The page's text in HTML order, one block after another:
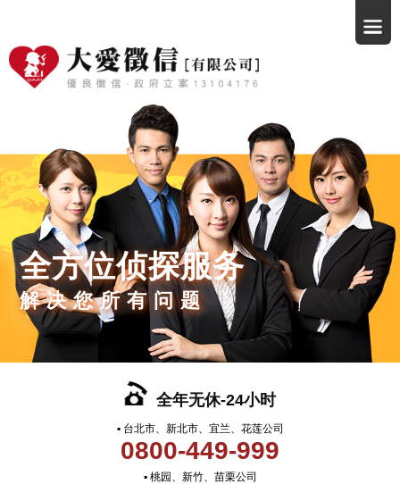
全方位侦探服务
解决您所有问题
全年无休-24小时
▪ 台北市、新北市、宜兰、花莲公司
0800-449-999
▪ 桃园、新竹、苗栗公司